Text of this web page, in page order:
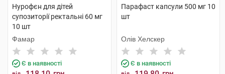
Нурофєн для дітей
супозиторії ректальні 60 мг
10 шт
Фамар
Є в наявності
Парафаст капсули 500 мг 10
шт
Олів Хелскер
Є в наявності